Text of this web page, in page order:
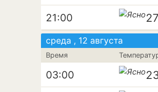
21:00
среда , 12 августа
Время
03:00